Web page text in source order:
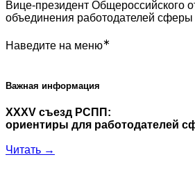
Вице-президент Общероссийского
объединения работодателей сферы
Наведите на меню∗
Важная информация
XXXV съезд РСПП:
ориентиры для работодателей
Читать →